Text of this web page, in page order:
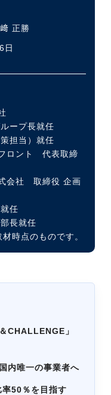
方
正勝
日
ープ長就任
担当）就任
ロント 代表取締
会社 取締役 企画
任
長就任
時点のものです。
CHALLENGE」
内唯一の事業者へ
率50％を目指す